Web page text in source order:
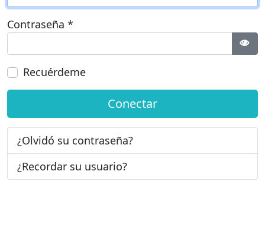
Contraseña *
Recuérdeme
Conectar
¿Olvidó su contraseña?
¿Recordar su usuario?